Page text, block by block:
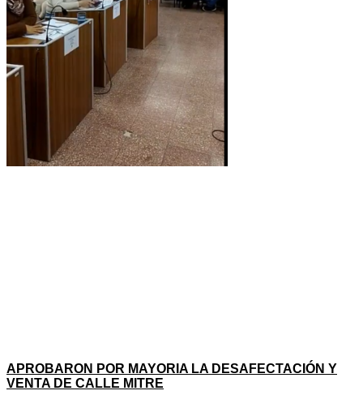
APROBARON POR MAYORIA LA DESAFECTACIÓN Y
VENTA DE CALLE MITRE